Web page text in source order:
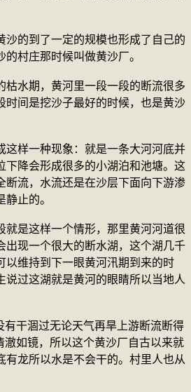
沙的到了一定的规模也形成了自己的
村庄那时候叫做黄沙厂。
枯水期，黄河里一段一段的断流很多
时间是挖沙子最好的时候，也是黄沙
这样一种现象：就是一条大河河底并
下降会形成很多的小湖泊和池塘。这
断流，水流还是在沙层下面向下游渗
止的。
就是这样一个情形，那里黄河河道很
出现一个很大的断水湖，这个湖几千
以维持到下一眼黄河汛期到来的时
说过这湖就是黄河的眼睛所以当地人
有干涸过无论天气再旱上游断流断得
澈如镜，所以这个黄沙厂自古以来就
有龙所以水是不会干的。村里人也从